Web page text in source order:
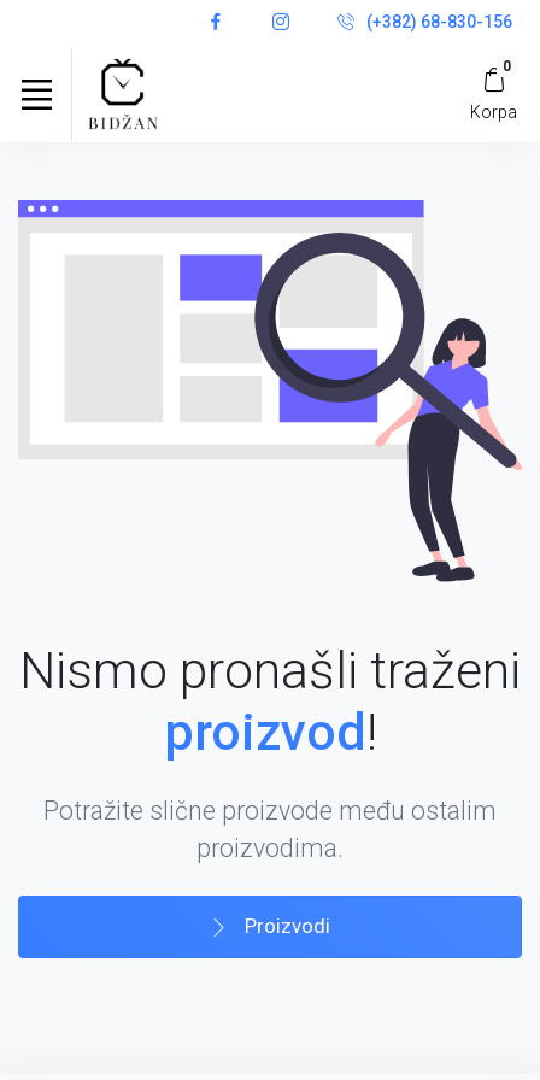
(+382) 68-830-156
0
Korpa
Nismo pronašli traženi
proizvod !
Potražite slične proizvode među ostalim
proizvodima.
Proizvodi